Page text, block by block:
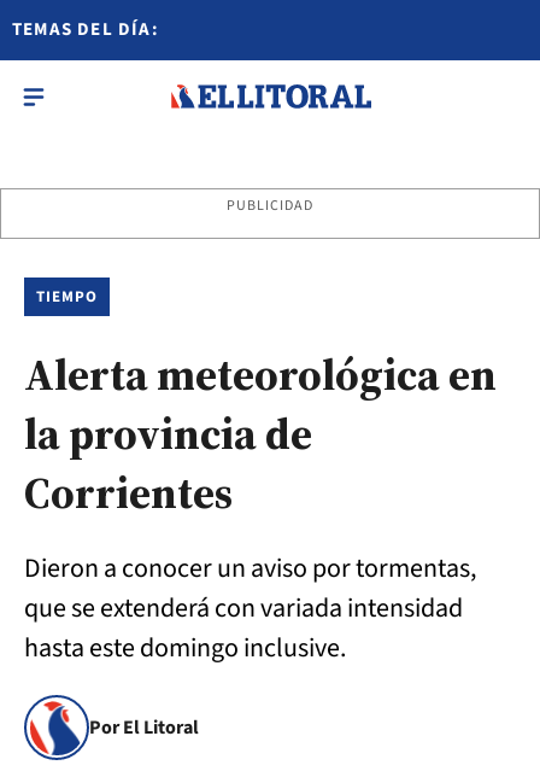
TEMAS DEL DÍA:
PUBLICIDAD
TIEMPO
Alerta meteorológica en
la provincia de
Corrientes
Dieron a conocer un aviso por tormentas,
que se extenderá con variada intensidad
hasta este domingo inclusive.
Por El Litoral